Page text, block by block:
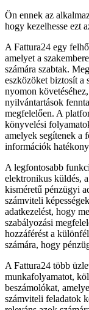
Ön ennek az
hogy kezelhesse ezt
A Fattura24 egy
amelyet a
számára szabtak.
eszközöket biztosít a
nyomon
nyilvántartások
megfelelően. A
könyvelési
amelyek segítenek a
információk
A legfontosabb
elektronikus küldés,
kisméretű pénzügyi
számviteli
adatkezelést, hogy
szabályozási
hozzáférést a
számára, hogy
A Fattura24 több
munkafolyamatot,
beszámolókat,
számviteli feladatok